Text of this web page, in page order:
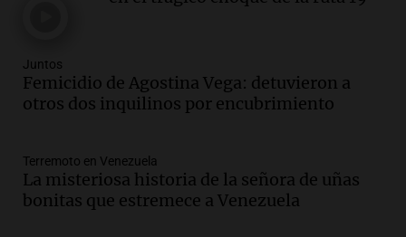
intendenta interina de Villa Santa Cruz
Episodios
Audio.Clases de tango y milonga en la
Confitería El Oriental: una propuesta
Noticias
Episodios
Audio.Más de la mitad de la población
Juntos
Femicidio de Agostina Vega: detuvieron a
otros dos inquilinos por encubrimiento
Terremoto en Venezuela
La misteriosa historia de la señora de uñas
bonitas que estremece a Venezuela